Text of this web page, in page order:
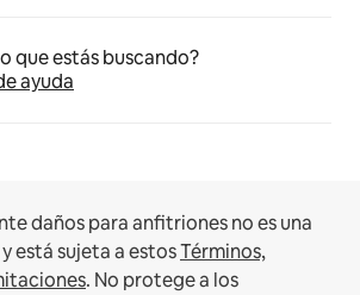
que estás buscando?
ayuda
daños para anfitriones no es una
está sujeta a estosTérminos,
. No protege a los